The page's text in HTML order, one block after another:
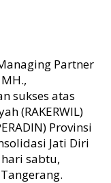
Partner
sukses atas
(RAKERWIL)
Provinsi
Jati Diri
sabtu,